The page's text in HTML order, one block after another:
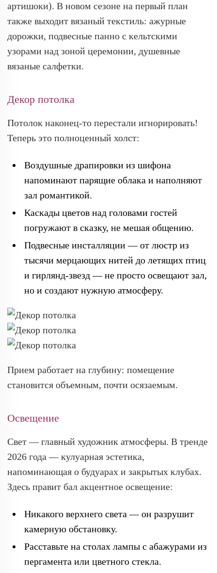
артишоки). В новом сезоне на первый план
также выходит вязаный текстиль: ажурные
дорожки, подвесные панно с кельтскими
узорами над зоной церемонии, душевные
вязаные салфетки.
Декор потолка
Потолок наконец-то перестали игнорировать!
Теперь это полноценный холст:
Воздушные драпировки из шифона
напоминают парящие облака и наполняют
зал романтикой.
Каскады цветов над головами гостей
погружают в сказку, не мешая общению.
Подвесные инсталляции — от люстр из
тысячи мерцающих нитей до летящих птиц
и гирлянд-звезд — не просто освещают зал,
но и создают нужную атмосферу.
Прием работает на глубину: помещение
становится объемным, почти осязаемым.
Освещение
Свет — главный художник атмосферы. В тренде
2026 года — кулуарная эстетика,
напоминающая о будуарах и закрытых клубах.
Здесь правит бал акцентное освещение:
Никакого верхнего света — он разрушит
камерную обстановку.
Расставьте на столах лампы с абажурами из
пергамента или цветного стекла.